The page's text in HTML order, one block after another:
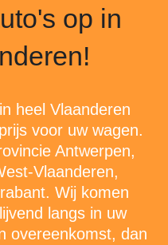
op in
heel Vlaanderen
voor uw wagen.
Antwerpen,
Vlaanderen,
. Wij komen
langs in uw
overeenkomst, dan